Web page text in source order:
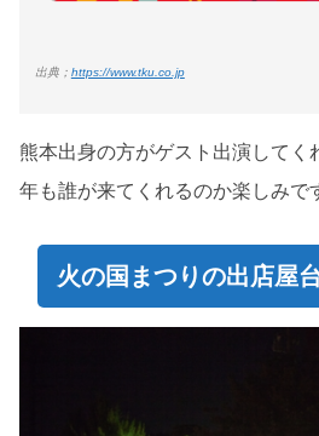
出典； https://www.tku.co.jp
熊本出身の方がゲスト出演してく
年も誰が来てくれるのか楽しみで
火の国まつりの出店屋